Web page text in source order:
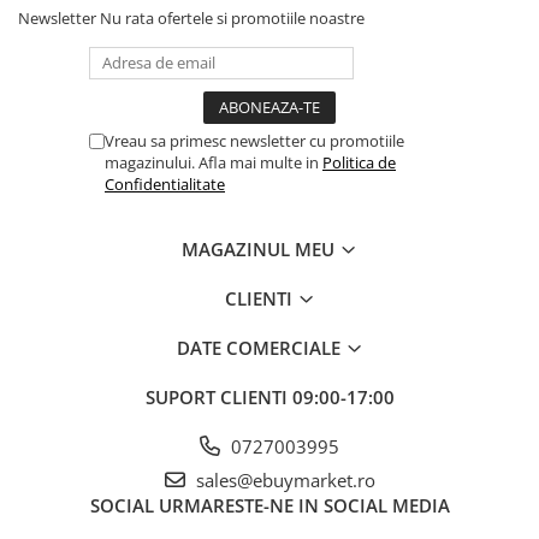
Banda adeziva
Fete Masa si Perdele Franjurate
Lumanari si Toppere
Seturi si Arcade Baloane
Articole Craciun Bucatarie
Decoratiune Muzicala Craciun
Balonul se livreaza neumflat.
Setul contine un pai transparent pentru umflare balonului
Poate fi umflat cu aer sau heliu.
Pentru a prelungi durata de viața a balonului, evita expunerea
experiența speciala, plina de culoare și eleganța!
Newsletter Nu rata ofertele si promotiile noastre
Vreau sa primesc newsletter cu promotiile
magazinului. Afla mai multe in Politica de
Confidentialitate
MAGAZINUL MEU
CLIENTI
DATE COMERCIALE
SUPORT CLIENTI 09:00-17:00
0727003995
sales@ebuymarket.ro
SOCIAL URMARESTE-NE IN SOCIAL MEDIA